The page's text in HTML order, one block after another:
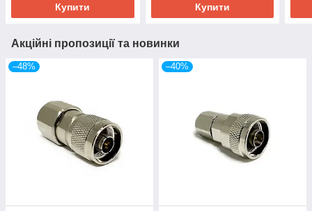
Купити Купити
Акційні пропозиції та новинки
–48% –40%